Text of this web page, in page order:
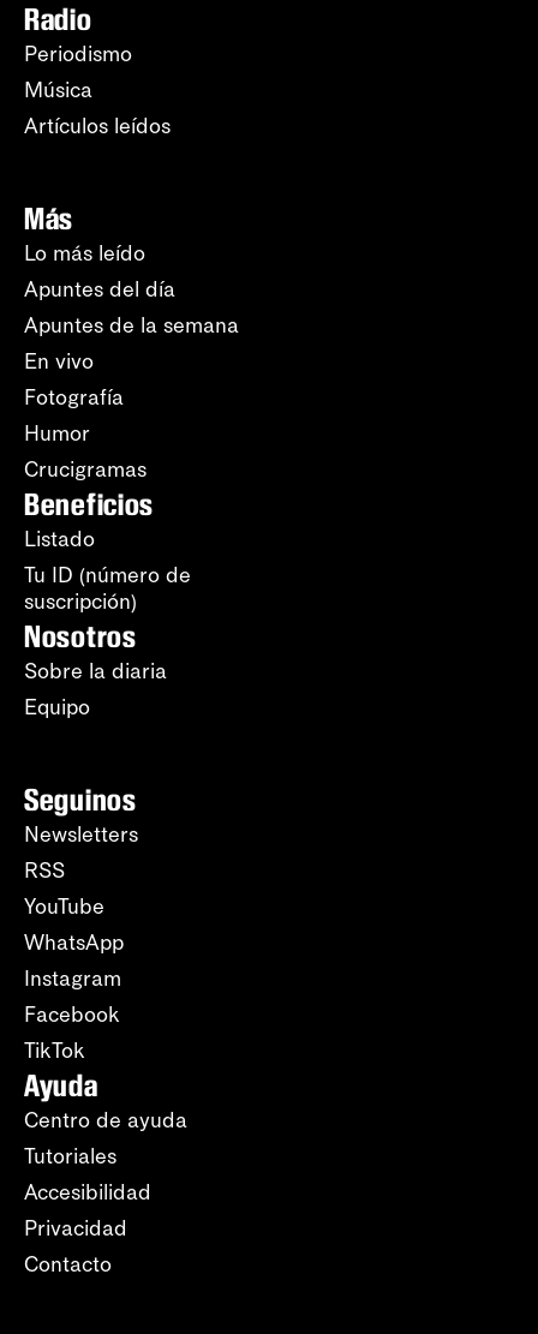
Radio
Periodismo
Música
Artículos leídos
Más
Lo más leído
Apuntes del día
Apuntes de la semana
En vivo
Fotografía
Humor
Crucigramas
Beneficios
Listado
Tu ID (número de
suscripción)
Nosotros
Sobre la diaria
Equipo
Seguinos
Newsletters
RSS
YouTube
WhatsApp
Instagram
Facebook
TikTok
Ayuda
Centro de ayuda
Tutoriales
Accesibilidad
Privacidad
Contacto